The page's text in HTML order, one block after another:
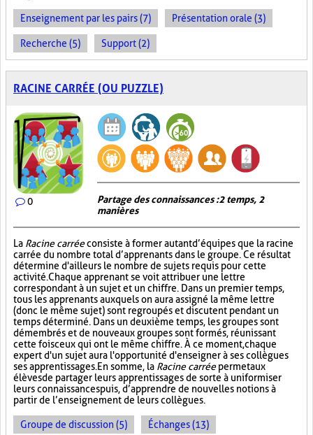
Enseignement par les pairs (7) Présentation orale (3)
Recherche (5) Support (2)
RACINE CARRÉE (OU PUZZLE)
0
Partage des connaissances : 2 temps, 2
manières
La Racine carréeconsiste à former autant d’équipes que la racine
carrée du nombre total d’apprenants dans le groupe. Ce résultat
détermine d'ailleurs le nombre de sujets requis pour cette
activité. Chaque apprenant se voit attribuer une lettre
correspondant à un sujet et un chiffre. Dans un premier temps,
tous les apprenants auxquels on aura assigné la même lettre
(donc le même sujet) sont regroupés et discutent pendant un
temps déterminé. Dans un deuxième temps, les groupes sont
démembrés et de nouveaux groupes sont formés, réunissant
cette fois ceux qui ont le même chiffre. À ce moment, chaque
expert d'un sujet aura l'opportunité d'enseigner à ses collègues
ses apprentissages. En somme, la Racine carréepermet aux
élèves de partager leurs apprentissages de sorte à uniformiser
leurs connaissances puis, d’apprendre de nouvelles notions à
partir de l’enseignement de leurs collègues.
Groupe de discussion (5) Échanges (13)